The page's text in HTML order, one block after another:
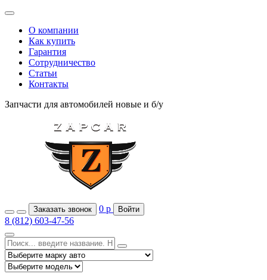
О компании
Как купить
Гарантия
Сотрудничество
Статьи
Контакты
Запчасти для автомобилей новые и б/у
Заказать звонок 0 р Войти
8 (812) 603-47-56